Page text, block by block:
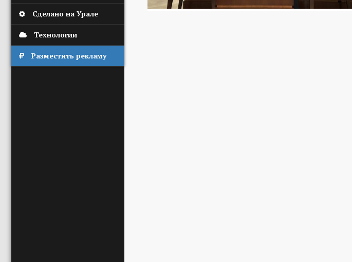
Сделано на Урале
Технологии
Разместить рекламу